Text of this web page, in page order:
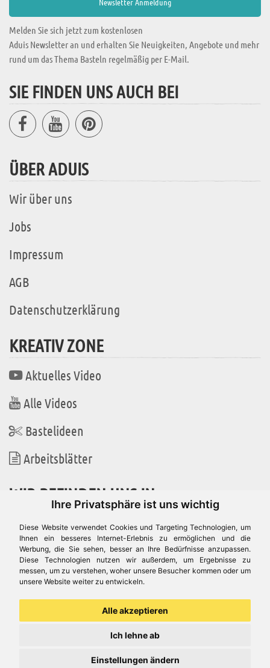
Ihre Privatsphäre ist uns wichtig
Diese Website verwendet Cookies und Targeting Technologien, um
Ihnen ein besseres Internet-Erlebnis zu ermöglichen und die
Werbung, die Sie sehen, besser an Ihre Bedürfnisse anzupassen.
Diese Technologien nutzen wir außerdem, um Ergebnisse zu
messen, um zu verstehen, woher unsere Besucher kommen oder um
unsere Website weiter zu entwickeln.
Alle akzeptieren
Ich lehne ab
Einstellungen ändern
Melden Sie sich jetzt zum kostenlosen
Aduis Newsletter an und erhalten Sie Neuigkeiten, Angebote und mehr
rund um das Thema Basteln regelmäßig per E-Mail.
SIE FINDEN UNS AUCH BEI
ÜBER ADUIS
Wir über uns
Jobs
Impressum
AGB
Datenschutzerklärung
KREATIV ZONE
Aktuelles Video
Alle Videos
Bastelideen
Arbeitsblätter
WIR BEFINDEN UNS IN
Es gibt uns auch in
© Aduis 1996 - 2026